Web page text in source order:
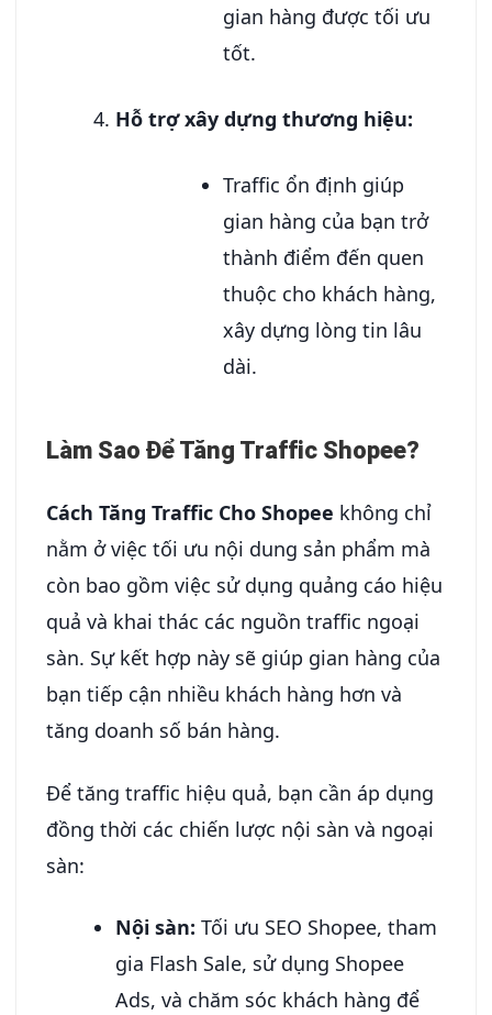
gian hàng được tối ưu
tốt.
Hỗ trợ xây dựng thương hiệu:
Traffic ổn định giúp
gian hàng của bạn trở
thành điểm đến quen
thuộc cho khách hàng,
xây dựng lòng tin lâu
dài.
Làm Sao Để Tăng Traffic Shopee?
Cách Tăng Traffic Cho Shopee không chỉ
nằm ở việc tối ưu nội dung sản phẩm mà
còn bao gồm việc sử dụng quảng cáo hiệu
quả và khai thác các nguồn traffic ngoại
sàn. Sự kết hợp này sẽ giúp gian hàng của
bạn tiếp cận nhiều khách hàng hơn và
tăng doanh số bán hàng.
Để tăng traffic hiệu quả, bạn cần áp dụng
đồng thời các chiến lược nội sàn và ngoại
sàn:
Nội sàn: Tối ưu SEO Shopee, tham
gia Flash Sale, sử dụng Shopee
Ads, và chăm sóc khách hàng để